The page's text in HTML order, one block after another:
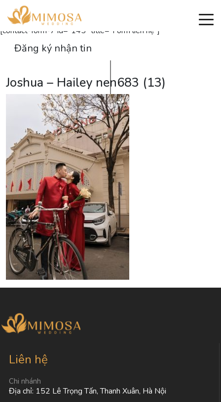
Đăng ký nhận thông tin
[contact-form-7 id="145" title="Form liên hệ"]
Đăng ký nhận tin
Joshua – Hailey nen683 (13)
Liên hệ
Chi nhánh
Địa chỉ: 152 Lê Trọng Tấn, Thanh Xuân, Hà Nội